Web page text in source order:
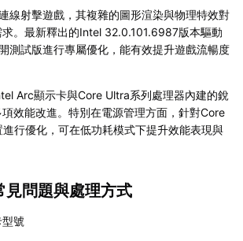
線射擊遊戲，其複雜的圖形渲染與物理特效對
。最新釋出的Intel 32.0.101.6987版本驅動
測試版進行專屬優化，能有效提升遊戲流暢度
Arc顯示卡與Core Ultra系列處理器內建的銳
效能改進。特別在電源管理方面，針對Core
行優化，可在低功耗模式下提升效能表現與
見問題與處理方式
號